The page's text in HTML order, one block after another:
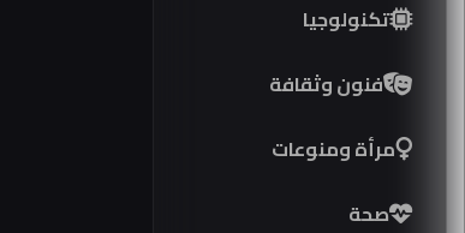
تكنولوجيا
فنون وثقافة
مرأة ومنوعات
صحة